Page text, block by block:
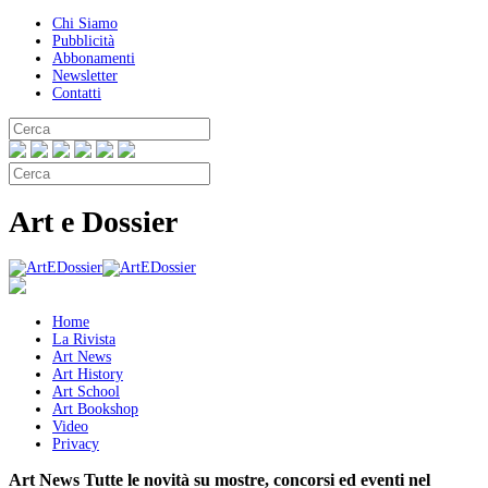
Chi Siamo
Pubblicità
Abbonamenti
Newsletter
Contatti
Art e Dossier
Home
La Rivista
Art News
Art History
Art School
Art Bookshop
Video
Privacy
Art News Tutte le novità su mostre, concorsi ed eventi nel